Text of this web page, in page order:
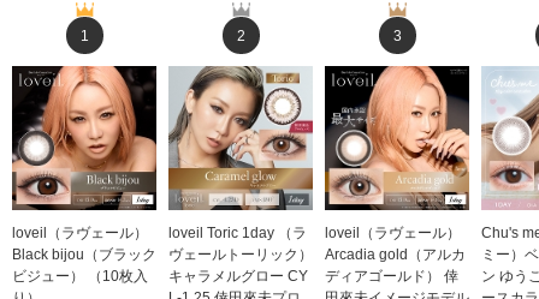
1
loveil（ラヴェール）
Black bijou（ブラック
ビジュー） （10枚入
2
loveil Toric 1day （ラ
ヴェールトーリック）
キャラメルグロー CY
3
loveil（ラヴェール）
Arcadia gold（アルカ
ディアゴールド） 倖
Chu's
ミー）
ン ゆう